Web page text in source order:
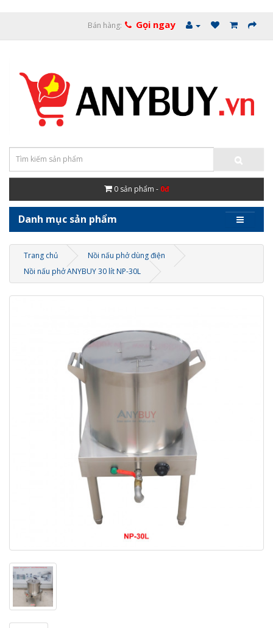
Bán hàng: Gọi ngay
0 sản phẩm - 0đ
Danh mục sản phẩm
Trang chủ
Nồi nấu phở dùng điện
Nồi nấu phở ANYBUY 30 lít NP-30L